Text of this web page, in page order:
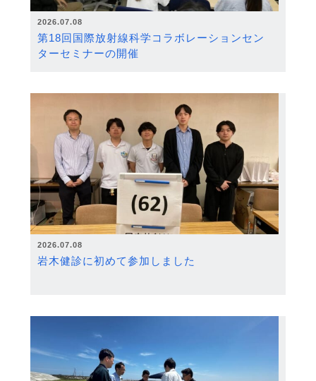
2026.07.08
第18回国際放射線科学コラボレーションセン
ターセミナーの開催
2026.07.08
岩木健診に初めて参加しました